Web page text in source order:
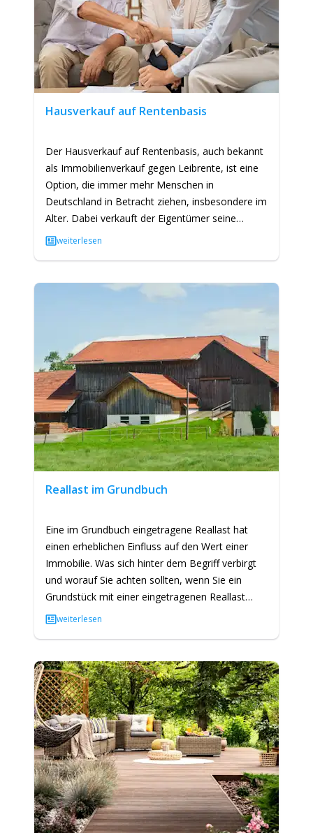
Hausverkauf auf Rentenbasis
Der Hausverkauf auf Rentenbasis, auch bekannt
als Immobilienverkauf gegen Leibrente, ist eine
Option, die immer mehr Menschen in
Deutschland in Betracht ziehen, insbesondere im
Alter. Dabei verkauft der Eigentümer seine
Immobilie und erhält im…
weiterlesen
Reallast im Grundbuch
Eine im Grundbuch eingetragene Reallast hat
einen erheblichen Einfluss auf den Wert einer
Immobilie. Was sich hinter dem Begriff verbirgt
und worauf Sie achten sollten, wenn Sie ein
Grundstück mit einer eingetragenen Reallast
verkaufen oder kaufen…
weiterlesen